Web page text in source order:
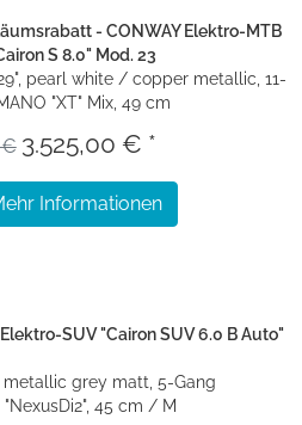
- CONWAY Elektro-MTB
S 8.0" Mod. 23
pearl white / copper metallic, 11-
"XT" Mix, 49 cm
€ 3.525,00 € *
Informationen
SUV "Cairon SUV 6.0 B Auto"
metallic grey matt, 5-Gang
"NexusDi2", 45 cm / M